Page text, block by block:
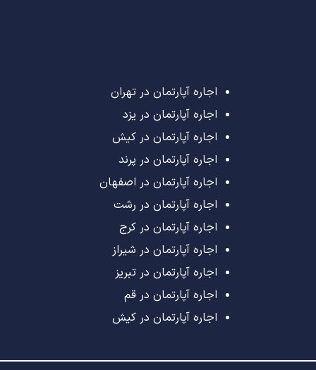
اجاره آپارتمان در تهران
اجاره آپارتمان در یزد
اجاره آپارتمان در کیش
اجاره آپارتمان در پرند
اجاره آپارتمان در اصفهان
اجاره آپارتمان در رشت
اجاره آپارتمان در کرج
اجاره آپارتمان در شیراز
اجاره آپارتمان در تبریز
اجاره آپارتمان در قم
اجاره آپارتمان در کیش